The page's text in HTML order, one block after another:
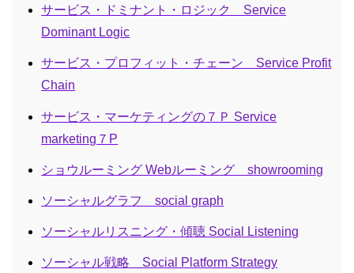
サービス・ドミナント・ロジック Service
Dominant Logic
サービス・プロフィット・チェーン Service Profit
Chain
サービス・マーケティングの７Ｐ Service
marketing７P
ショウルーミング Webルーミング showrooming
ソーシャルグラフ social graph
ソーシャルリスニング・傾聴 Social Listening
ソーシャル戦略 Social Platform Strategy